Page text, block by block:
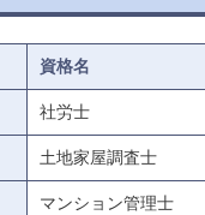
資格名
社労士
土地家屋調査士
マンション管理士